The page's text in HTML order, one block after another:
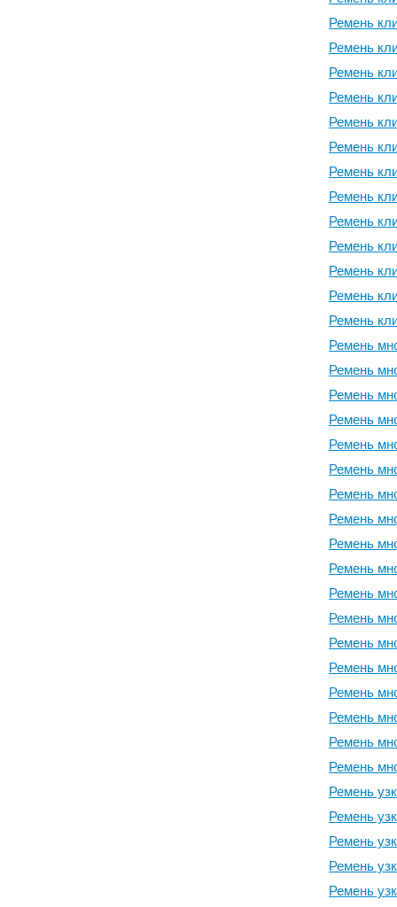
Ремень
Ремень
Ремень
Ремень
Ремень
Ремень
Ремень
Ремень
Ремень
Ремень
Ремень
Ремень
Ремень
Ремень
Ремень
Ремень
Ремень
Ремень
Ремень
Ремень
Ремень
Ремень
Ремень
Ремень
Ремень
Ремень
Ремень
Ремень
Ремень
Ремень
Ремень
Ремень
Ремень
Ремень
Ремень
Ремень